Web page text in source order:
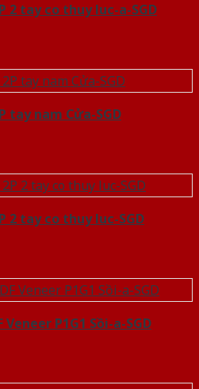
2 tay co thuy luc-a-SGD
tay nam Cửa-SGD
2 tay co thuy luc-SGD
Veneer P1G1 Sồi-a-SGD